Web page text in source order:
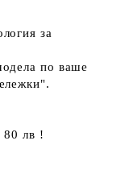
за
по ваше
80 лв !